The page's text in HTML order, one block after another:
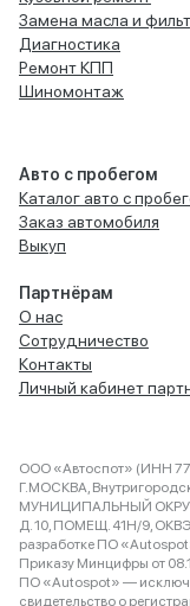
Замена масла и
Диагностика
Ремонт КПП
Шиномонтаж
Авто с пробегом
Каталог авто с
Заказ автомобиля
Выкуп
Партнёрам
О нас
Сотрудничество
Контакты
Личный кабинет
ООО «Автоспот» (ИНН
Г.МОСКВА,
МУНИЦИПАЛЬНЫЙ
Д. 10, ПОМЕЩ. 41Н/9,
разработке ПО
Приказу Минцифры от
ПО «Autospot» —
свидетельство о